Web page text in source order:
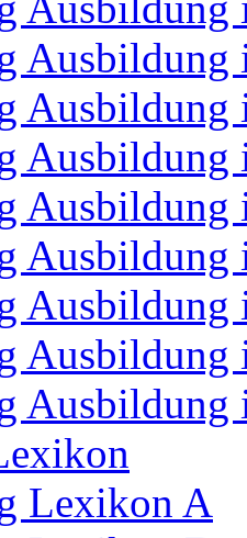
Ausbildung
Ausbildung
Ausbildung
Ausbildung
Ausbildung
Ausbildung
Lexikon A